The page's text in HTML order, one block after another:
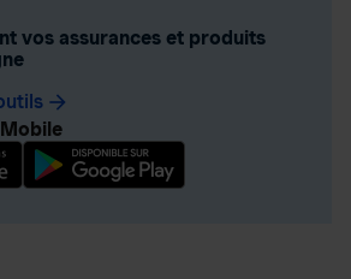
vos assurances et produits
arrow_forward